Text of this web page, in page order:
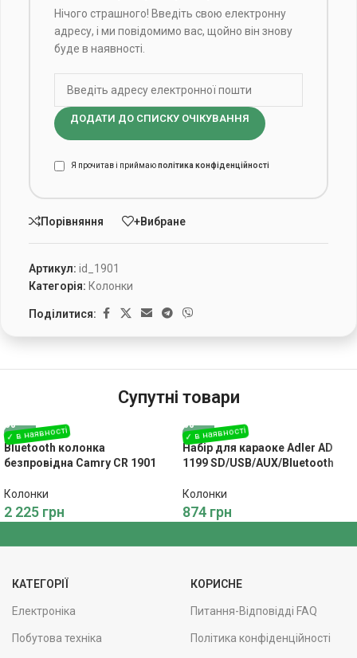
Нічого страшного! Введіть свою електронну
адресу, і ми повідомимо вас, щойно він знову
буде в наявності.
ДОДАТИ ДО СПИСКУ ОЧІКУВАННЯ
Я прочитав і приймаюполітика конфіденційності
Порівняння +Вибране
Артикул: id_1901
Категорія: Колонки
Поділитися:
Супутні товари
Bluetooth колонка
безпровідна Camry CR 1901
Колонки
2 225 грн
Набір для караоке Adler AD
1199 SD/USB/AUX/Bluetooth
Колонки
874 грн
КАТЕГОРІЇ
Електроніка
Побутова техніка
КОРИСНЕ
Питання-Відповідді FAQ
Політика конфіденційності